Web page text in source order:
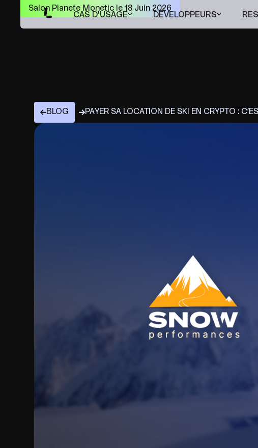
Salon Planete Monetic le 18 Juin 2026
CAS D'USAGE
DÉVELOPPEURS
BLOG PAYER SA LOCATION DE SKI EN CRYPTO :